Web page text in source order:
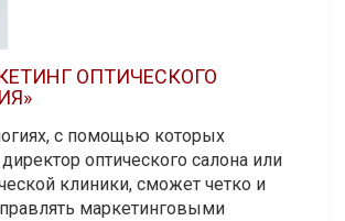
ОПТИЧЕСКОГО
с помощью которых
оптического салона или
клиники, сможет четко и
маркетинговыми